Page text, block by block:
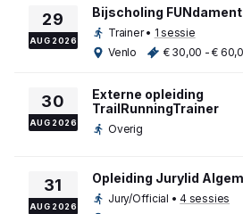
29
AUG 2026
Bijscholing
Trainer • 1 sessie
Venlo
€ 30,00 - €
30
AUG 2026
Externe opleiding
TrailRunningTrainer
Overig
31
AUG 2026
Opleiding Jurylid
Jury/Official •4 sessies